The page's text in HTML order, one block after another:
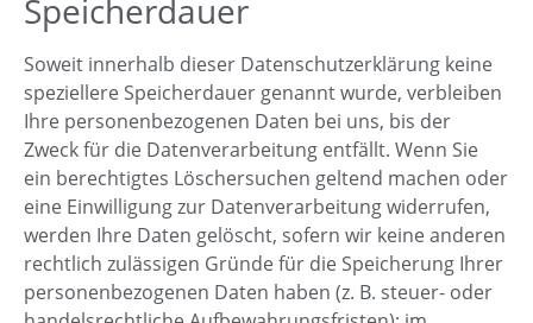
Speicherdauer
Soweit innerhalb dieser Datenschutzerklärung keine
speziellere Speicherdauer genannt wurde, verbleiben
Ihre personenbezogenen Daten bei uns, bis der
Zweck für die Datenverarbeitung entfällt. Wenn Sie
ein berechtigtes Löschersuchen geltend machen oder
eine Einwilligung zur Datenverarbeitung widerrufen,
werden Ihre Daten gelöscht, sofern wir keine anderen
rechtlich zulässigen Gründe für die Speicherung Ihrer
personenbezogenen Daten haben (z. B. steuer- oder